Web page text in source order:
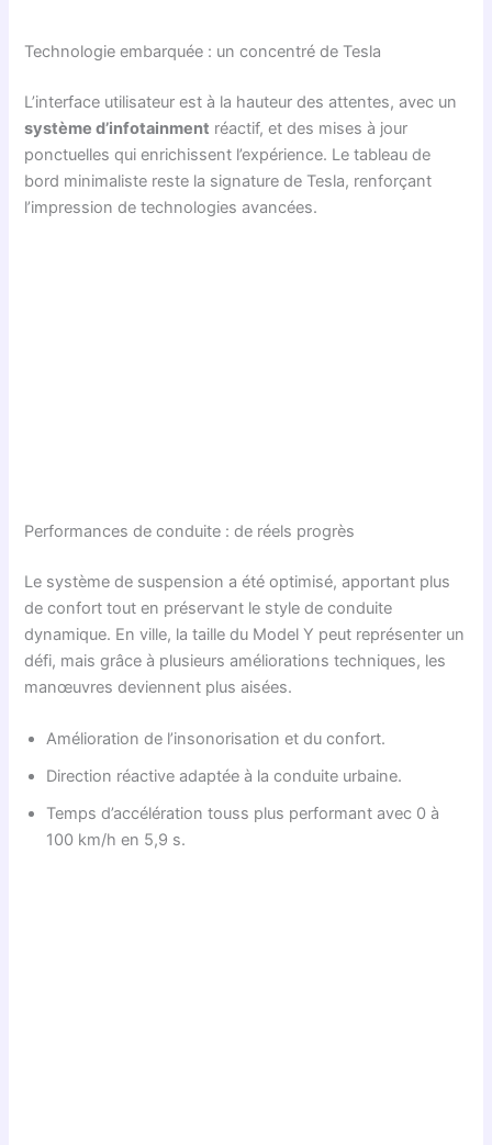
Technologie embarquée : un concentré de Tesla
L’interface utilisateur est à la hauteur des attentes, avec un
système d’infotainment réactif, et des mises à jour
ponctuelles qui enrichissent l’expérience. Le tableau de
bord minimaliste reste la signature de Tesla, renforçant
l’impression de technologies avancées.
Performances de conduite : de réels progrès
Le système de suspension a été optimisé, apportant plus
de confort tout en préservant le style de conduite
dynamique. En ville, la taille du Model Y peut représenter un
défi, mais grâce à plusieurs améliorations techniques, les
manœuvres deviennent plus aisées.
Amélioration de l’insonorisation et du confort.
Direction réactive adaptée à la conduite urbaine.
Temps d’accélération touss plus performant avec 0 à
100 km/h en 5,9 s.